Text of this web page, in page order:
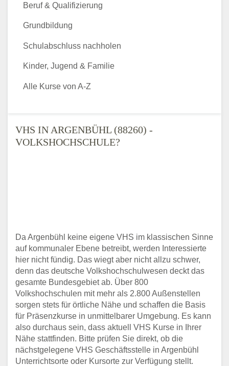
VHS IN ARGENBÜHL (88260) -
VOLKSHOCHSCHULE?
Da Argenbühl keine eigene VHS im klassischen Sinne
auf kommunaler Ebene betreibt, werden Interessierte
hier nicht fündig. Das wiegt aber nicht allzu schwer,
denn das deutsche Volkshochschulwesen deckt das
gesamte Bundesgebiet ab. Über 800
Volkshochschulen mit mehr als 2.800 Außenstellen
sorgen stets für örtliche Nähe und schaffen die Basis
für Präsenzkurse in unmittelbarer Umgebung. Es kann
also durchaus sein, dass aktuell VHS Kurse in Ihrer
Nähe stattfinden. Bitte prüfen Sie direkt, ob die
nächstgelegene VHS Geschäftsstelle in Argenbühl
Unterrichtsorte oder Kursorte zur Verfügung stellt.
Beruf & Qualifizierung
Grundbildung
Schulabschluss nachholen
Kinder, Jugend & Familie
Alle Kurse von A-Z